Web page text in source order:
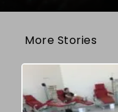
More Stories